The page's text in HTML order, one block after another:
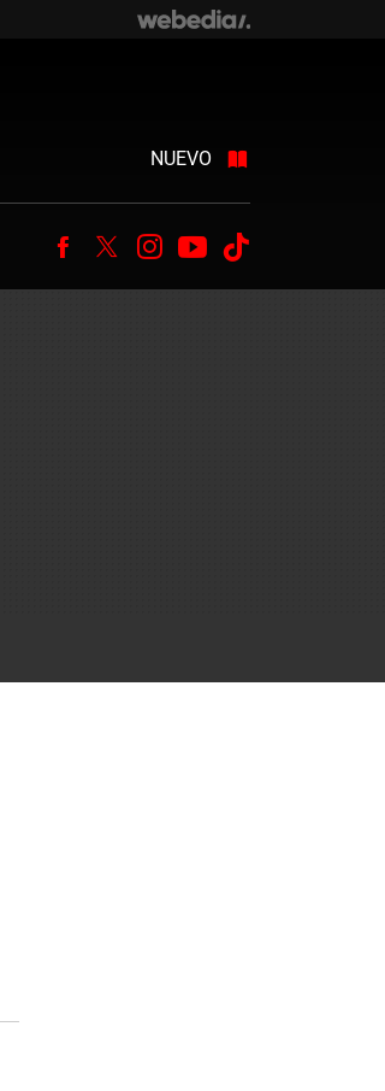
NUEVO
Facebook
TwitterInstagram
Youtube